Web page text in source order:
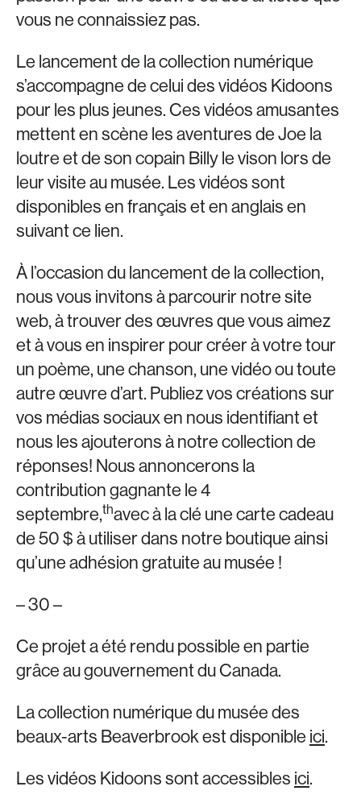
vous ne connaissiez pas.
Le lancement de la collection numérique
s’accompagne de celui des vidéos Kidoons
pour les plus jeunes. Ces vidéos amusantes
mettent en scène les aventures de Joe la
loutre et de son copain Billy le vison lors de
leur visite au musée. Les vidéos sont
disponibles en français et en anglais en
suivant ce lien.
À l’occasion du lancement de la collection,
nous vous invitons à parcourir notre site
web, à trouver des œuvres que vous aimez
et à vous en inspirer pour créer à votre tour
un poème, une chanson, une vidéo ou toute
autre œuvre d’art. Publiez vos créations sur
vos médias sociaux en nous identifiant et
nous les ajouterons à notre collection de
réponses! Nous annoncerons la
contribution gagnante le 4
septembre,thavec à la clé une carte cadeau
de 50 $ à utiliser dans notre boutique ainsi
qu’une adhésion gratuite au musée !
– 30 –
Ce projet a été rendu possible en partie
grâce au gouvernement du Canada.
La collection numérique du musée des
beaux-arts Beaverbrook est disponible ici.
Les vidéos Kidoons sont accessibles ici.